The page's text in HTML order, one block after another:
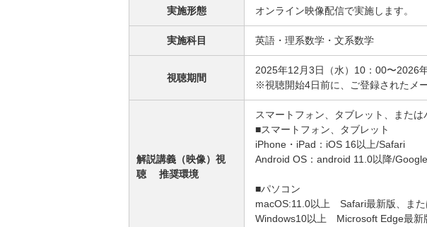
実施形態 オンライン映像配信で実施します。
実施科目 英語・理系数学・文系数学
視聴期間
2025年12月3日（水）10：00〜2026
※視聴開始4日前に、ご登録されたメ
解説講義（映像）視
聴 推奨環境
スマートフォン、タブレット、または
■スマートフォン、タブレット
iPhone・iPad：iOS 16以上/Safari
Android OS：android 11.0以降/
■パソコン
macOS:11.0以上 Safari最新版、ま
Windows10以上 Microsoft Edge最新